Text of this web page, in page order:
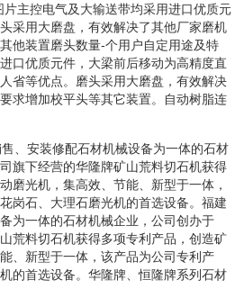
主控电气及大输送带均采用进口优质元
采用大磨盘，有效解决了其他厂家磨机
他装置磨头数量-个用户自定用途及特
口优质元件，大梁前后移动为高精度直
省等优点。磨头采用大磨盘，有效解决
求增加校平头等其它装置。自动树脂连
、安装修配石材机械设备为一体的石材
旗下经营的华隆牌矿山荒料切石机获得
磨光机，集高效、节能、新型于一体，
岗石、大理石磨光机的首选设备。福建
为一体的石材机械企业，公司创办于
荒料切石机获得多项专利产品，创造矿
、新型于一体，该产品为公司专利产
的首选设备。华隆牌、恒隆牌系列石材